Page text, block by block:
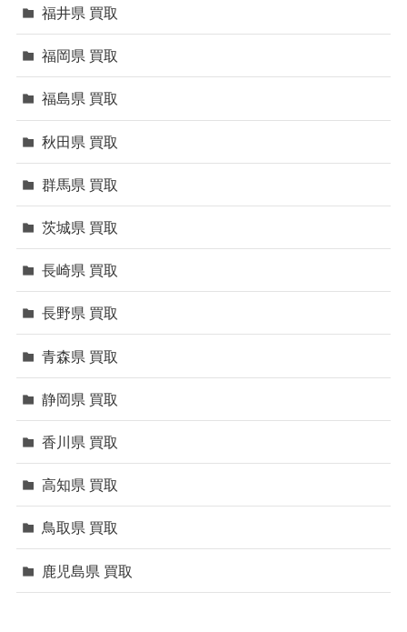
福井県 買取
福岡県 買取
福島県 買取
秋田県 買取
群馬県 買取
茨城県 買取
長崎県 買取
長野県 買取
青森県 買取
静岡県 買取
香川県 買取
高知県 買取
鳥取県 買取
鹿児島県 買取